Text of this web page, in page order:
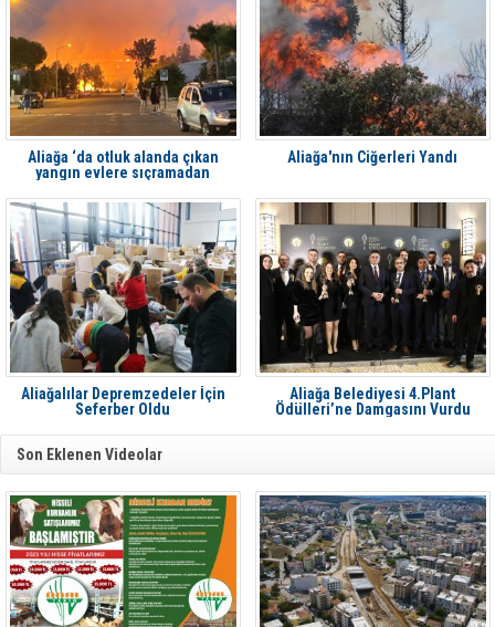
Aliağa ‘da otluk alanda çıkan
yangın evlere sıçramadan
Aliağa'nın Ciğerleri Yandı
Aliağalılar Depremzedeler İçin
Seferber Oldu
Aliağa Belediyesi 4.Plant
Ödülleri’ne Damgasını Vurdu
Son Eklenen Videolar